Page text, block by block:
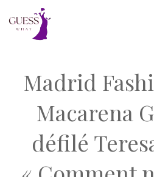
Madrid
Macarena
défilé